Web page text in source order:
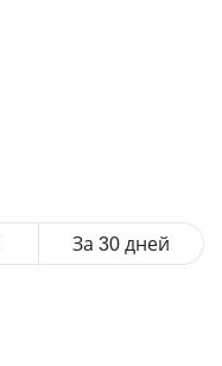
За 30 дней